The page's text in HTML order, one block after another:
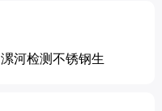
河检测不锈钢生